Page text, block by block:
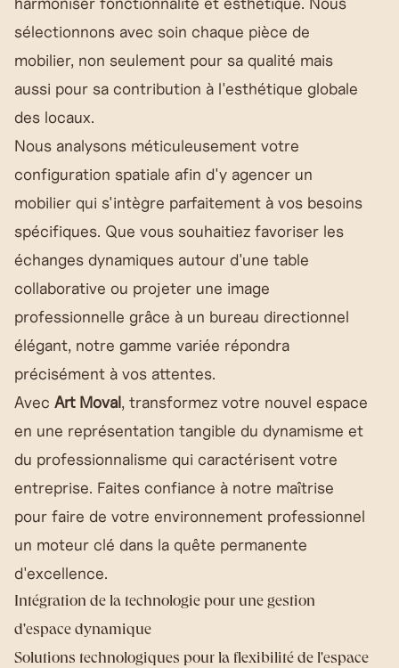
sélectionnons avec soin chaque pièce de
mobilier, non seulement pour sa qualité mais
aussi pour sa contribution à l'esthétique globale
des locaux.
Nous analysons méticuleusement votre
configuration spatiale afin d'y agencer un
mobilier qui s'intègre parfaitement à vos besoins
spécifiques. Que vous souhaitiez favoriser les
échanges dynamiques autour d'une table
collaborative ou projeter une image
professionnelle grâce à un bureau directionnel
élégant, notre gamme variée répondra
précisément à vos attentes.
Avec Art Moval, transformez votre nouvel espace
en une représentation tangible du dynamisme et
du professionnalisme qui caractérisent votre
entreprise. Faites confiance à notre maîtrise
pour faire de votre environnement professionnel
un moteur clé dans la quête permanente
d'excellence.
Intégration de la technologie pour une gestion
d'espace dynamique
Solutions technologiques pour la flexibilité de l'espace